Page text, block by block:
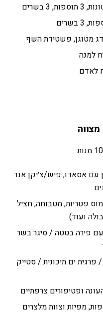
עם אסאדו, פיש/צ׳יקן אנד
סוגים (חומוס פטריות, מטבוחה, חציל
ועוד)
עם פירה בטטה / סיגר בשר
ים תיכונית / סטייק
ופטיפורים צרפתיים
מפיות וצוות מלצרים